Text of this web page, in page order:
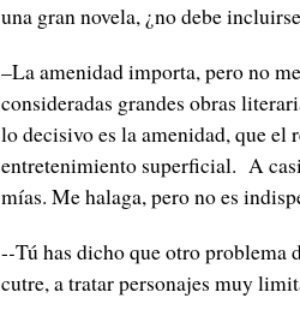
una gran novela, ¿no debe
–La amenidad importa, pero no
consideradas grandes obras
lo decisivo es la amenidad, que el
entretenimiento superficial. A
mías. Me halaga, pero no es
--Tú has dicho que otro problema
cutre, a tratar personajes muy